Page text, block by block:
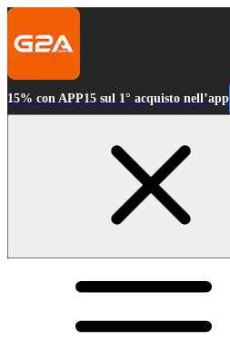
15% con APP15 sul 1° acquisto nell’app